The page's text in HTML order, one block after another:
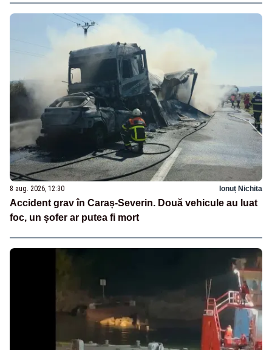
8 aug. 2026, 12:30 Ionuț Nichita
Accident grav în Caraș-Severin. Două vehicule au luat
foc, un șofer ar putea fi mort